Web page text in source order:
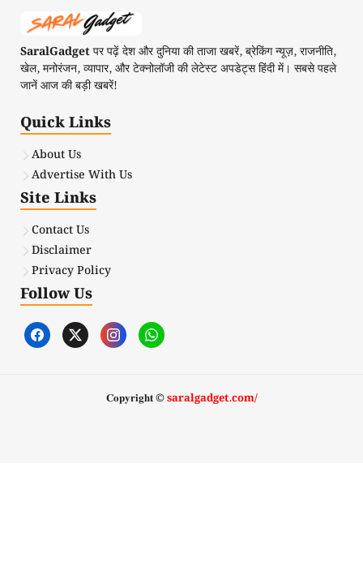
SaralGadgetपर पढ़ें देश और दुनिया की ताजा खबरें, ब्रेकिंग न्यूज़, राजनीति,
खेल, मनोरंजन, व्यापार, और टेक्नोलॉजी की लेटेस्ट अपडेट्स हिंदी में। सबसे पहले
जानें आज की बड़ी खबरें!
Quick Links
About Us
Advertise With Us
Site Links
Contact Us
Disclaimer
Privacy Policy
Follow Us
𝐂𝐨𝐩𝐲𝐫𝐢𝐠𝐡𝐭 ©saralgadget.com/